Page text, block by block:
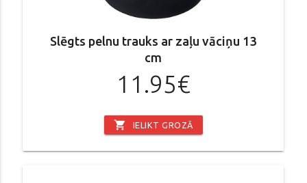
Slēgts pelnu trauks ar zaļu vāciņu 13
cm
11.95€
shopping_cart IELIKT GROZĀ